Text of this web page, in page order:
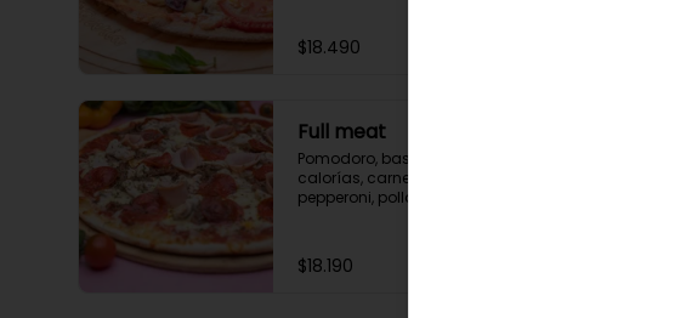
$18.490
Full meat
Pomodoro, base queso bajo en
calorías, carne mechada,
pepperoni, pollo, jamón y
$18.190